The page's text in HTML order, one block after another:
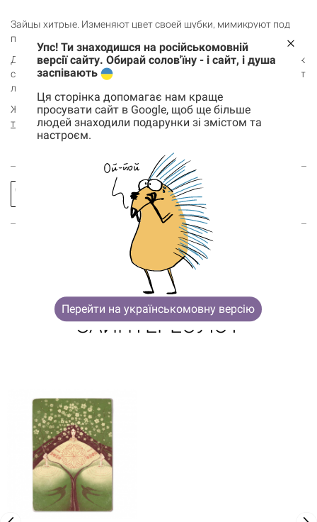
Зайцы хитрые. Изменяют цвет своей шубки, мимикруют под
природу и не дают себя в обиду хищникам.
Даже на постере слились с цветами. Хитрюги, но классные. Как
сам постер, ведь он изготовлен из качественного дерева, имеет
лаконичный дизайн и украсит любой интерьер.
Жми на корзину, чтобы заказать и посмотретьдругие
товары из коллекцииэтой иллюстраторки в Gifty.
Спросить
про товар
ВОЗМОЖНО, ТЕБЯ ТАКЖЕ
ЗАИНТЕРЕСУЮТ
Упс! Ти знаходишся на російськомовній
версії сайту. Обирай солов'їну - і сайт, і душа
заспівають
Ця сторінка допомагає нам краще
просувати сайт в Google, щоб ще більше
людей знаходили подарунки зі змістом та
настроєм.
Перейти на українськомовну версію
Корзина 0 товары
Корзина пуста